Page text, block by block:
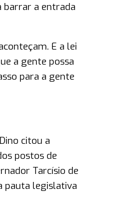
barrar a entrada
E a lei
a gente possa
para a gente
citou a
postos de
Tarcísio de
pauta legislativa